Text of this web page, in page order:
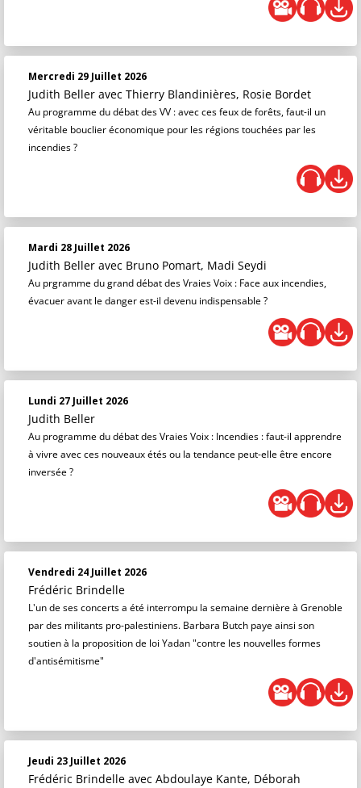
Mercredi 29 Juillet 2026
Judith Beller avec Thierry Blandinières, Rosie Bordet
Au programme du débat des VV : avec ces feux de forêts, faut-il un
véritable bouclier économique pour les régions touchées par les
incendies ?
Mardi 28 Juillet 2026
Judith Beller avec Bruno Pomart, Madi Seydi
Au prgramme du grand débat des Vraies Voix : Face aux incendies,
évacuer avant le danger est-il devenu indispensable ?
Lundi 27 Juillet 2026
Judith Beller
Au programme du débat des Vraies Voix : Incendies : faut-il apprendre
à vivre avec ces nouveaux étés ou la tendance peut-elle être encore
inversée ?
Vendredi 24 Juillet 2026
Frédéric Brindelle
L'un de ses concerts a été interrompu la semaine dernière à Grenoble
par des militants pro-palestiniens. Barbara Butch paye ainsi son
soutien à la proposition de loi Yadan "contre les nouvelles formes
d'antisémitisme"
Jeudi 23 Juillet 2026
Frédéric Brindelle avec Abdoulaye Kante, Déborah